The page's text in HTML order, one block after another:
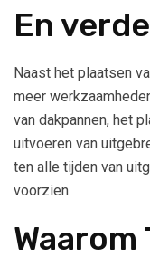
En
Naast het plaatsen
meer
van dakpannen, het
uitvoeren van
ten alle tijden van
voorzien.